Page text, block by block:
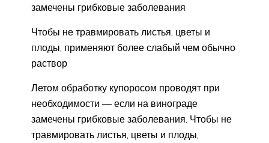
замечены грибковые заболевания
Чтобы не травмировать листья, цветы и
плоды, применяют более слабый чем обычно
раствор
Летом обработку купоросом проводят при
необходимости — если на винограде
замечены грибковые заболевания. Чтобы не
травмировать листья, цветы и плоды,